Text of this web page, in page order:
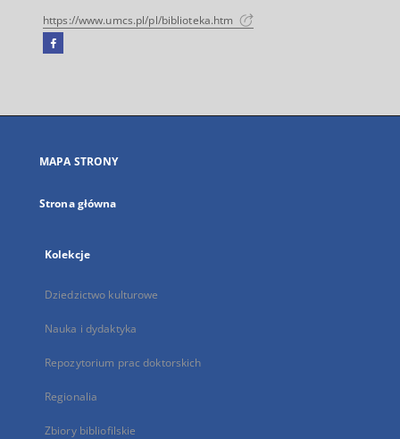
https://www.umcs.pl/pl/biblioteka.htm
Facebook
się
karcie
MAPA STRONY
Strona główna
Kolekcje
Dziedzictwo kulturowe
Nauka i dydaktyka
Repozytorium prac doktorskich
Regionalia
Zbiory bibliofilskie